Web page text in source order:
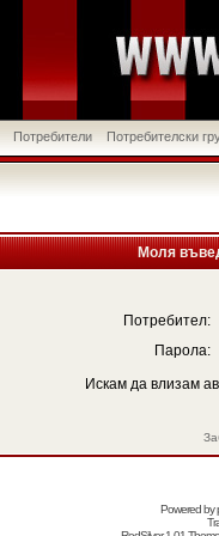
Потребители Потребителски
Моля
Потребител:
Парола:
Искам да влизам
Powered by